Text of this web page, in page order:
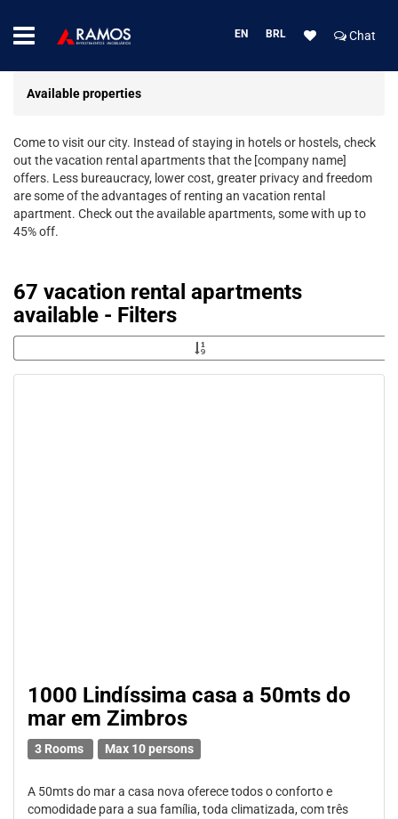
EN BRL Chat
Available properties
Come to visit our city. Instead of staying in hotels or hostels, check
out the vacation rental apartments that the [company name]
offers. Less bureaucracy, lower cost, greater privacy and freedom
are some of the advantages of renting an vacation rental
apartment. Check out the available apartments, some with up to
45% off.
67 vacation rental apartments
available - Filters
1000 Lindíssima casa a 50mts do
mar em Zimbros
3 Rooms Max 10 persons
A 50mts do mar a casa nova oferece todos o conforto e
comodidade para a sua família, toda climatizada, com três